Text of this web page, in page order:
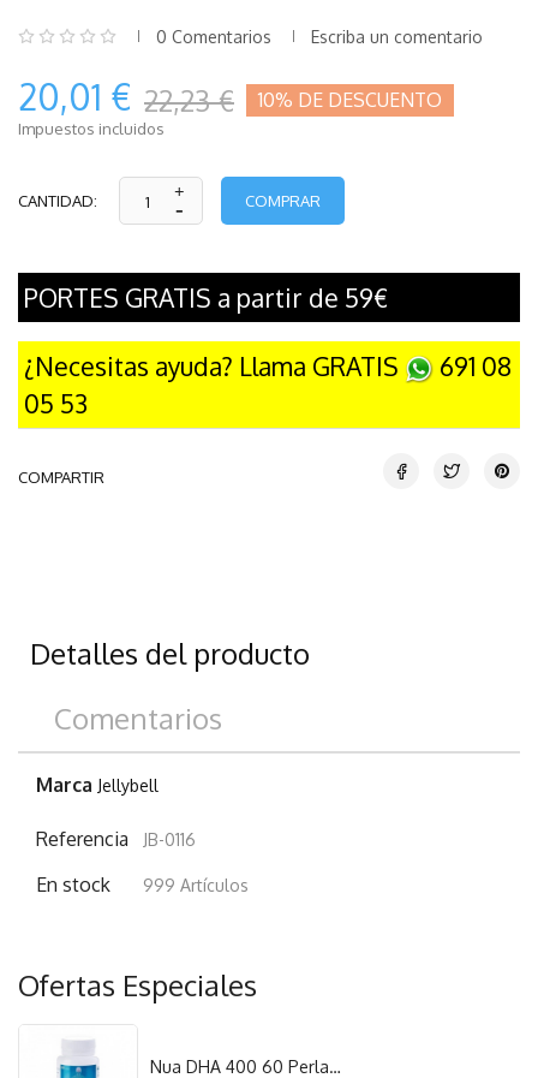
0 Comentarios Escriba un comentario
20,01 € 22,23 € 10% DE DESCUENTO
Impuestos incluidos
CANTIDAD: COMPRAR
PORTES GRATIS a partir de 59€
¿Necesitas ayuda? Llama GRATIS
691 08
05 53
COMPARTIR
Detalles del producto
Comentarios
Marca Jellybell
Referencia JB-0116
En stock 999 Artículos
Ofertas Especiales
Nua DHA 400 60 Perlas Laboratorio Nua